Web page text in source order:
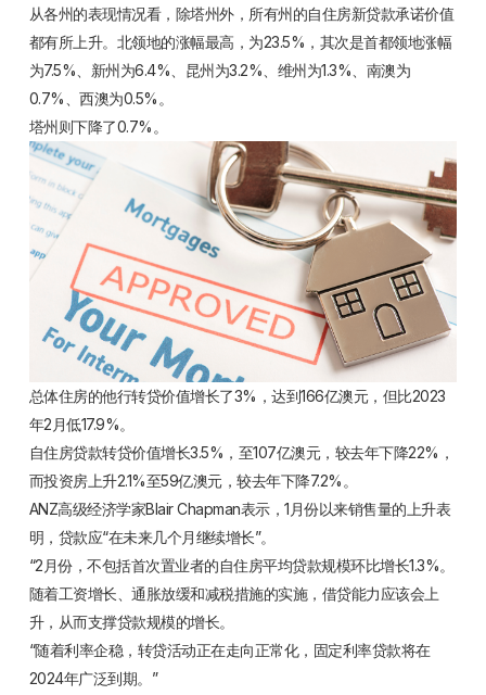
从各州的表现情况看，除塔州外，所有州的自住房新贷款承诺价值
都有所上升。北领地的涨幅最高，为23.5%，其次是首都领地涨幅
为7.5%、新州为6.4%、昆州为3.2%、维州为1.3%、南澳为
0.7%、西澳为0.5%。
塔州则下降了0.7%。
总体住房的他行转贷价值增长了3%，达到166亿澳元，但比2023
年2月低17.9%。
自住房贷款转贷价值增长3.5%，至107亿澳元，较去年下降22%，
而投资房上升2.1%至59亿澳元，较去年下降7.2%。
ANZ高级经济学家Blair Chapman表示，1月份以来销售量的上升表
明，贷款应“在未来几个月继续增长”。
“2月份，不包括首次置业者的自住房平均贷款规模环比增长1.3%。
随着工资增长、通胀放缓和减税措施的实施，借贷能力应该会上
升，从而支撑贷款规模的增长。
“随着利率企稳，转贷活动正在走向正常化，固定利率贷款将在
2024年广泛到期。”